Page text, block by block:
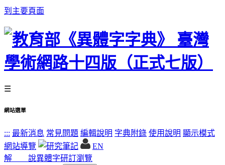
到主要頁面
☰
網站選單
::: 最新消息 常見問題 編輯說明 字典附錄 使用說明 顯示模式
網站導覽
EN
解 說異體字研訂瀏覽